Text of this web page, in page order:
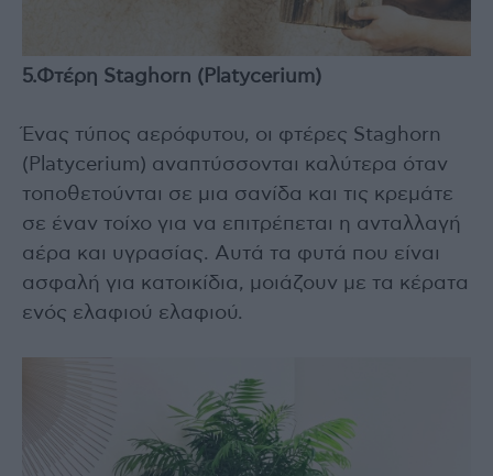
5.Φτέρη Staghorn (Platycerium)
Ένας τύπος αερόφυτου, οι φτέρες Staghorn
(Platycerium) αναπτύσσονται καλύτερα όταν
τοποθετούνται σε μια σανίδα και τις κρεμάτε
σε έναν τοίχο για να επιτρέπεται η ανταλλαγή
αέρα και υγρασίας. Αυτά τα φυτά που είναι
ασφαλή για κατοικίδια, μοιάζουν με τα κέρατα
ενός ελαφιού ελαφιού.